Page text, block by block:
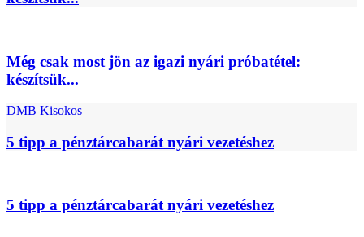
Még csak most jön az igazi nyári próbatétel:
készítsük...
DMB Kisokos
5 tipp a pénztárcabarát nyári vezetéshez
5 tipp a pénztárcabarát nyári vezetéshez